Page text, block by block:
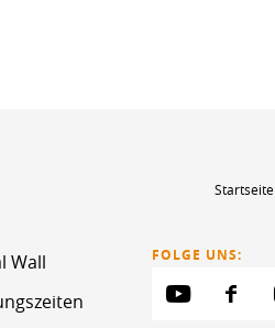
Startseite
Wall
FOLGE UNS: